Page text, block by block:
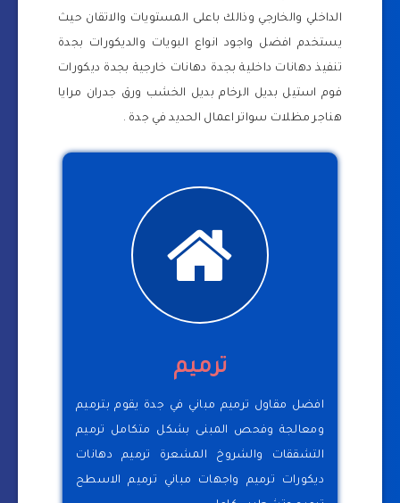
الداخلي والخارجي وذالك باعلى المستويات والاتقان حيث
يستخدم افضل واجود انواع البويات والديكورات بجدة
تنفيذ دهانات داخلية بجدة دهانات خارجية بجدة ديكورات
فوم استيل بديل الرخام بديل الخشب ورق جدران مرايا
هناجر مظلات سواتر اعمال الحديد في جدة .
ترميم
افضل مقاول ترميم مباني في جدة يقوم بترميم
ومعالجة وفحص المبنى بشكل متكامل ترميم
التشققات والشروخ المشعرة ترميم دهانات
ديكورات ترميم واجهات مباني ترميم الاسطح